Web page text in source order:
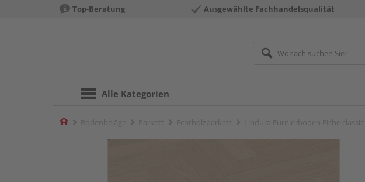
Top-Beratung Ausgewählte Fachhandelsqualität
Alle Kategorien
Home